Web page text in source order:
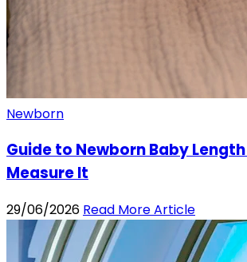
Newborn
Guide to Newborn Baby
Measure It
29/06/2026 Read More Article